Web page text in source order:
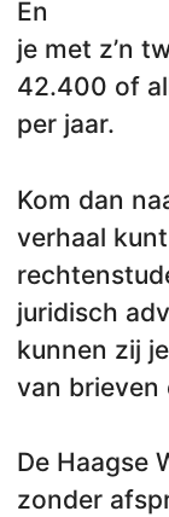
En
je met z’n
42.400 of
per jaar.
Kom dan
verhaal
juridisch
kunnen zij
van
De Haagse
zonder